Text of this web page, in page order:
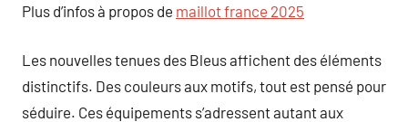
Plus d’infos à propos de maillot france 2025
Les nouvelles tenues des Bleus affichent des éléments
distinctifs. Des couleurs aux motifs, tout est pensé pour
séduire. Ces équipements s’adressent autant aux